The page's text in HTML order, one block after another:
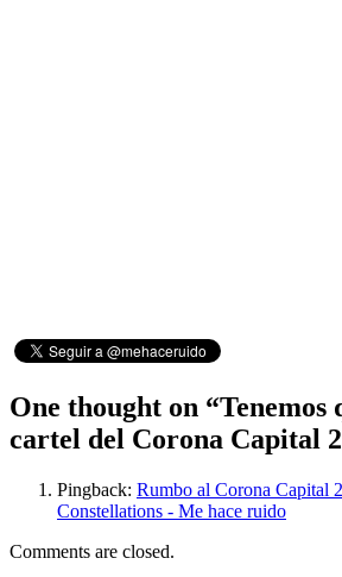
One thought on “Tenemos
cartel del Corona Capital
Pingback: Rumbo al Corona Capital
Constellations - Me hace ruido
Comments are closed.